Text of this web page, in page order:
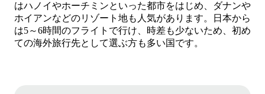
はハノイやホーチミンといった都市をはじめ、ダナンや
ホイアンなどのリゾート地も人気があります。日本から
は5～6時間のフライトで行け、時差も少ないため、初め
ての海外旅行先として選ぶ方も多い国です。